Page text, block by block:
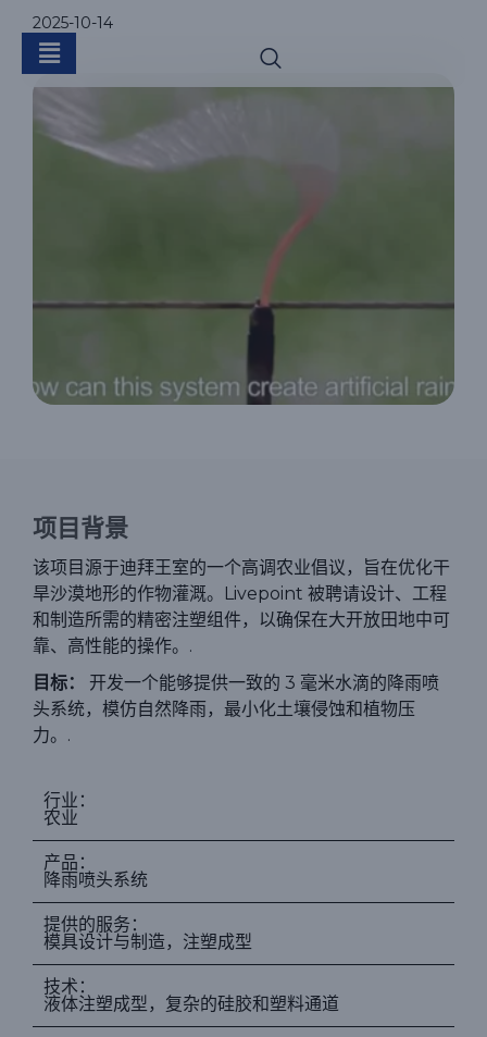
受生物启发的迪拜皇家
项目降雨喷头系统
2025-10-14
项目背景
该项目源于迪拜王室的一个高调农业倡议，旨在优化干
旱沙漠地形的作物灌溉。Livepoint 被聘请设计、工程
和制造所需的精密注塑组件，以确保在大开放田地中可
靠、高性能的操作。.
目标：
开发一个能够提供一致的 3 毫米水滴的降雨喷
头系统，模仿自然降雨，最小化土壤侵蚀和植物压
力。.
行业：
农业
产品：
降雨喷头系统
提供的服务：
模具设计与制造，注塑成型
技术：
液体注塑成型，复杂的硅胶和塑料通道